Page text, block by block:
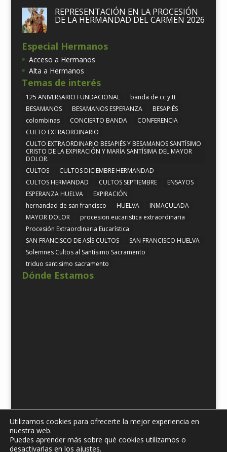
REPRESENTACIÓN EN LA PROCESIÓN
DE LA HERMANDAD DEL CARMEN 2026
Especial Hermanos
Acceso a Hermanos
Alta a Hermanos
Temas de interés
125 ANIVERSARIO FUNDACIONAL
banda de cc y tt
BESAMANOS
BESAMANOS ESPERANZA
BESAPIÉS
colombinas
CONCIERTO BANDA
CONFERENCIA
CULTO EXTRAORDINARIO
CULTO EXTRAORDINARIO BESAPIÉS Y BESAMANOS SANTÍSIMO
CRISTO DE LA EXPIRACIÓN Y MARÍA SANTÍSIMA DEL MAYOR
DOLOR.
CULTOS
CULTOS DICIEMBRE HERMANDAD
CULTOS HERMANDAD
CULTOS SEPTIEMBRE
ENSAYOS
ESPERANZA HUELVA
EXPIRACIÓN
hernandad de san francisco
HUELVA
INMACULADA
MAYOR DOLOR
procesion eucaristica extraordinaria
Procesión Extraordinaria Eucarística
SAN FRANCISCO DE ASÍS CULTOS
SAN FRANCISCO HUELVA
Solemnes Cultos al Santísimo Sacramento
triduo santisimo sacramento
Dónde Estamos
Diseñado poriNova Cloud. 2019 © Todos los derechos
Utilizamos cookies para ofrecerte la mejor experiencia en
nuestra web.
Puedes aprender más sobre qué cookies utilizamos o
desactivarlas en los ajustes.